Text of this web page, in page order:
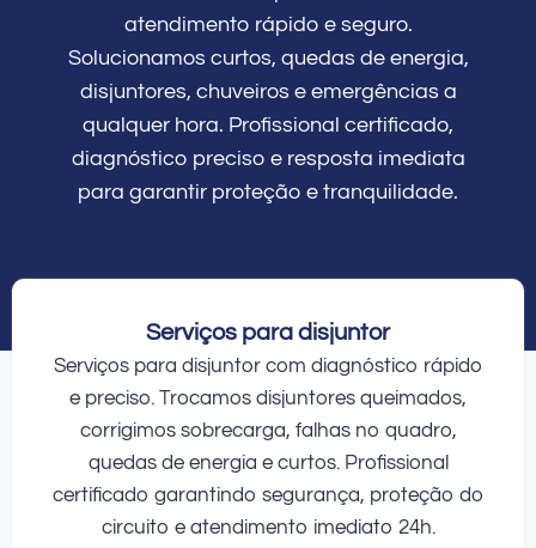
atendimento rápido e seguro.
Solucionamos curtos, quedas de energia,
disjuntores, chuveiros e emergências a
qualquer hora. Profissional certificado,
diagnóstico preciso e resposta imediata
para garantir proteção e tranquilidade.
Serviços para disjuntor
Serviços para disjuntor com diagnóstico rápido
e preciso. Trocamos disjuntores queimados,
corrigimos sobrecarga, falhas no quadro,
quedas de energia e curtos. Profissional
certificado garantindo segurança, proteção do
circuito e atendimento imediato 24h.